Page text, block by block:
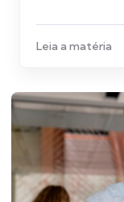
Leia a matéria